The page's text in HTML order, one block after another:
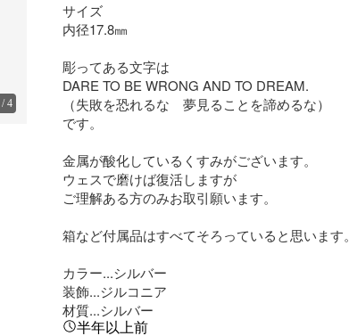
/4
サイズ
内径17.8㎜
彫ってある文字は
DARE TO BE WRONG AND TO DREAM.
（失敗を恐れるな　夢見ることを諦めるな）
です。
金属が酸化しているくすみがございます。
ウェスで磨けば復活しますが
ご理解ある方のみお取引願います。
箱など付属品はすべてそろっていると思います。
カラー...シルバー
装飾...ジルコニア
材質...シルバー
半年以上前